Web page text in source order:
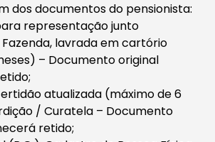
dos documentos do pensionista:
representação junto
lavrada em cartório
– Documento original
atualizada (máximo de 6
/ Curatela – Documento
retido;